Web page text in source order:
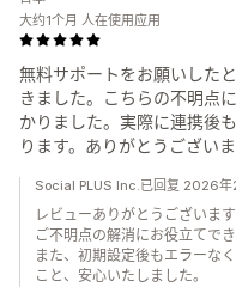
無料サポートをお願いした
きました。こちらの不明点
かりました。実際に連携後
ります。ありがとうございま
大约1个月 人在使用应用
Social PLUS Inc.已回复 2026年
レビューありがとうございます
ご不明点の解消にお役立てで
また、初期設定後もエラーな
こと、安心いたしました。